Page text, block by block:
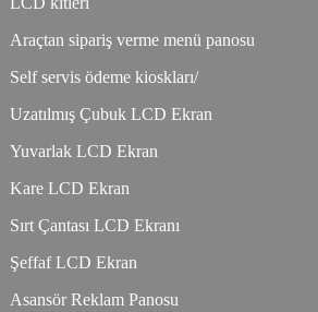
Araçtan sipariş verme menü panosu
Self servis ödeme kioskları/
Uzatılmış Çubuk LCD Ekran
Yuvarlak LCD Ekran
Kare LCD Ekran
Sırt Çantası LCD Ekranı
Şeffaf LCD Ekran
Asansör Reklam Panosu